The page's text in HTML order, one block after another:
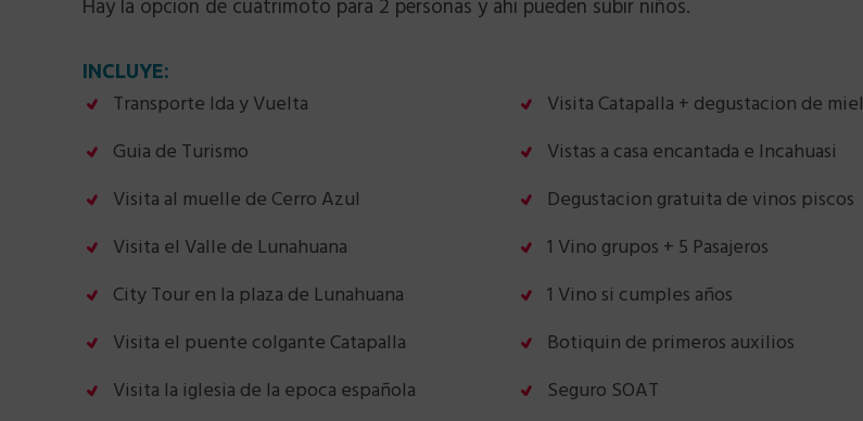
Hay la opcion de cuatrimoto para 2 personas y ahi pueden subir niños.
INCLUYE:
Transporte Ida y Vuelta
Guia de Turismo
Visita al muelle de Cerro Azul
Visita el Valle de Lunahuana
City Tour en la plaza de Lunahuana
Visita el puente colgante Catapalla
Visita la iglesia de la epoca española
Visita Catapalla + degustacion de miel
Vistas a casa encantada e Incahuasi
Degustacion gratuita de vinos piscos
1 Vino grupos + 5 Pasajeros
1 Vino si cumples años
Botiquin de primeros auxilios
Seguro SOAT